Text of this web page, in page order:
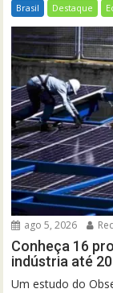
Brasil Destaque
ago 5, 2026
Conheça 16
indústria até
Um estudo do